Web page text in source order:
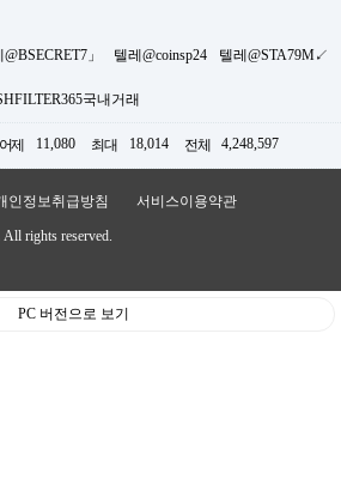
」 텔레@coinsp24 텔레@STA79M↙
국내거래
어제 11,080 최대 18,014 전체 4,248,597
인정보취급방침 서비스이용약관
All rights reserved.
PC 버전으로 보기